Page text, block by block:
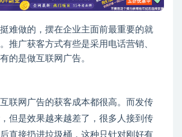
难做的，摆在企业主面前最重要的就
推广获客方式有些是采用电话营销、
的是做互联网广告。
联网广告的获客成本都很高。而发传
但是效果越来越差了，很多人接到传
直接扔进垃圾桶，这种只针对刚好有